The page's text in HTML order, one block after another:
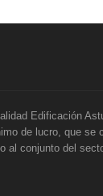
Edificación
de lucro, que se
al conjunto del